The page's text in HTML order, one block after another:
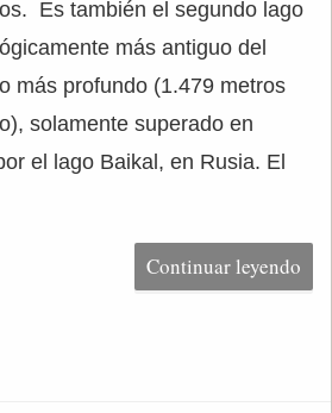
Es también el segundo lago
más antiguo del
más profundo (1.479 metros
solamente superado en
el lago Baikal, en Rusia. El
Continuar leyendo